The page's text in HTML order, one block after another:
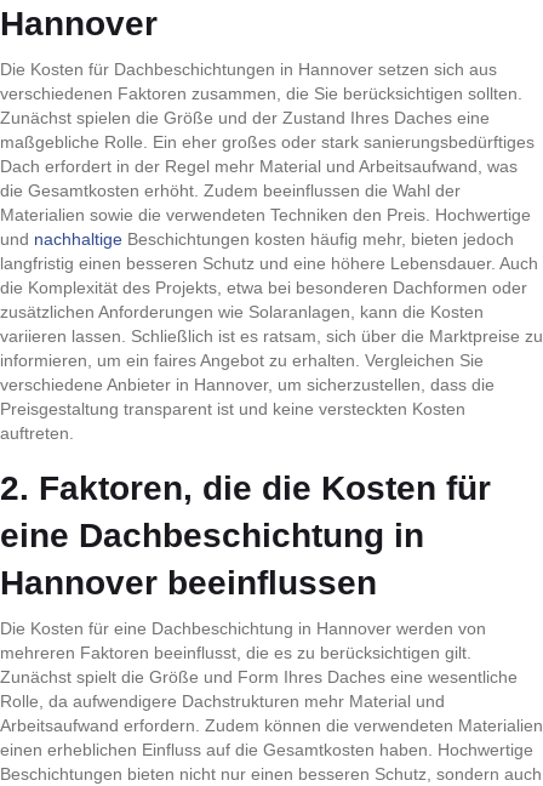
Hannover
Die Kosten für Dachbeschichtungen in Hannover setzen sich aus
verschiedenen Faktoren zusammen, die Sie berücksichtigen sollten.
Zunächst spielen die Größe und der Zustand Ihres Daches eine
maßgebliche Rolle. Ein eher großes oder stark sanierungsbedürftiges
Dach erfordert in der Regel mehr Material und Arbeitsaufwand, was
die Gesamtkosten erhöht. Zudem beeinflussen die Wahl der
Materialien sowie die verwendeten Techniken den Preis. Hochwertige
und nachhaltige Beschichtungen kosten häufig mehr, bieten jedoch
langfristig einen besseren Schutz und eine höhere Lebensdauer. Auch
die Komplexität des Projekts, etwa bei besonderen Dachformen oder
zusätzlichen Anforderungen wie Solaranlagen, kann die Kosten
variieren lassen. Schließlich ist es ratsam, sich über die Marktpreise zu
informieren, um ein faires Angebot zu erhalten. Vergleichen Sie
verschiedene Anbieter in Hannover, um sicherzustellen, dass die
Preisgestaltung transparent ist und keine versteckten Kosten
auftreten.
2. Faktoren, die die Kosten für
eine Dachbeschichtung in
Hannover beeinflussen
Die Kosten für eine Dachbeschichtung in Hannover werden von
mehreren Faktoren beeinflusst, die es zu berücksichtigen gilt.
Zunächst spielt die Größe und Form Ihres Daches eine wesentliche
Rolle, da aufwendigere Dachstrukturen mehr Material und
Arbeitsaufwand erfordern. Zudem können die verwendeten Materialien
einen erheblichen Einfluss auf die Gesamtkosten haben. Hochwertige
Beschichtungen bieten nicht nur einen besseren Schutz, sondern auch